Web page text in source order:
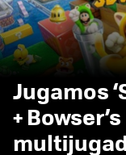
Jugamos
+